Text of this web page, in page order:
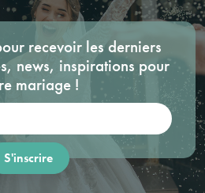
recevoir les derniers
news, inspirations pour
mariage !